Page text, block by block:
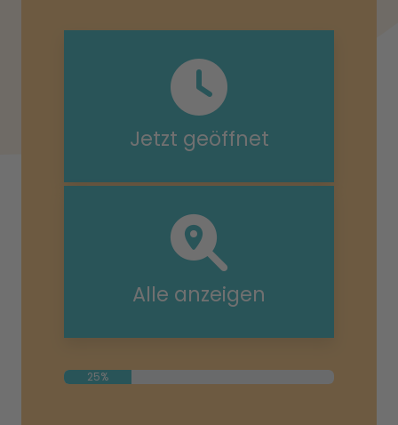
Jetzt geöffnet
Alle anzeigen
25%